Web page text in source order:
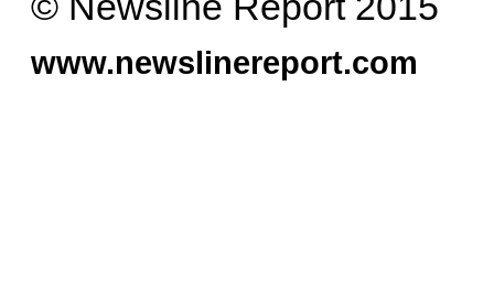
www.newslinereport.com